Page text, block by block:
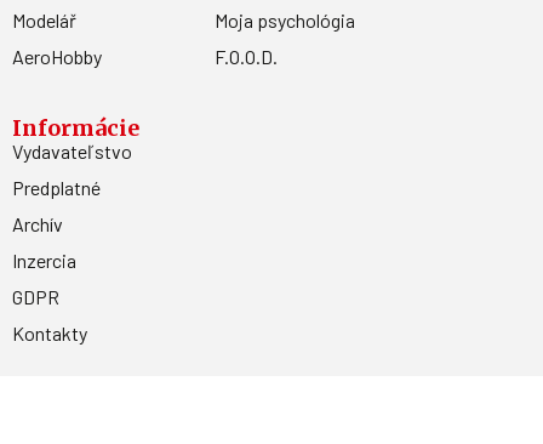
Modelář
AeroHobby
Moja psychológia
F.O.O.D.
Informácie
Vydavateľstvo
Predplatné
Archív
Inzercia
GDPR
Kontakty